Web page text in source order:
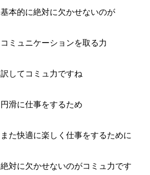
基本的に絶対に欠かせないのが
コミュニケーションを取る力
訳して コミュ力ですね
円滑に仕事をするため
また快適に楽しく仕事をするために
絶対に欠かせないのがコミュ力です